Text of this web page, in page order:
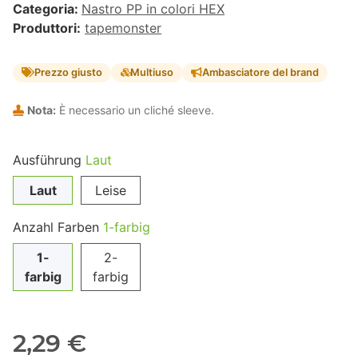
Categoria: Nastro PP in colori HEX
Produttori: tapemonster
Prezzo giusto Multiuso Ambasciatore del brand
Nota: È necessario un cliché sleeve.
Ausführung Laut
Laut
Leise
Anzahl Farben 1-farbig
1-
farbig
2-
farbig
2,29 €